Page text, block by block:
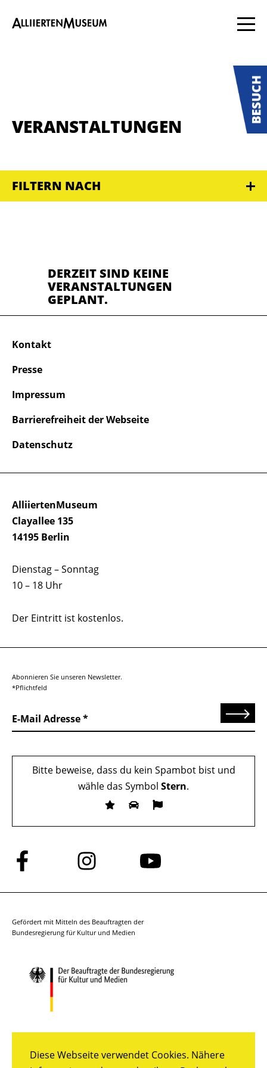
Diese Webseite verwendet Cookies. Nähere
VERANSTALTUNGEN
FILTERN NACH
DERZEIT SIND KEINE
VERANSTALTUNGEN
GEPLANT.
AlliiertenMuseum
Clayallee 135
14195 Berlin
Dienstag – Sonntag
10 – 18 Uhr
Der Eintritt ist kostenlos.
Kontakt
Presse
Impressum
Barrierefreiheit der Webseite
Datenschutz
Abonnieren Sie unseren Newsletter.
*Pflichtfeld
E-Mail Adresse Senden
Bitte beweise, dass du kein Spambot bist und
wähle das Symbol Stern.
Folge
uns
auf
Folge
uns
auf
Folge
auf
Gefördert mit Mitteln des Beauftragten der
Bundesregierung für Kultur und Medien